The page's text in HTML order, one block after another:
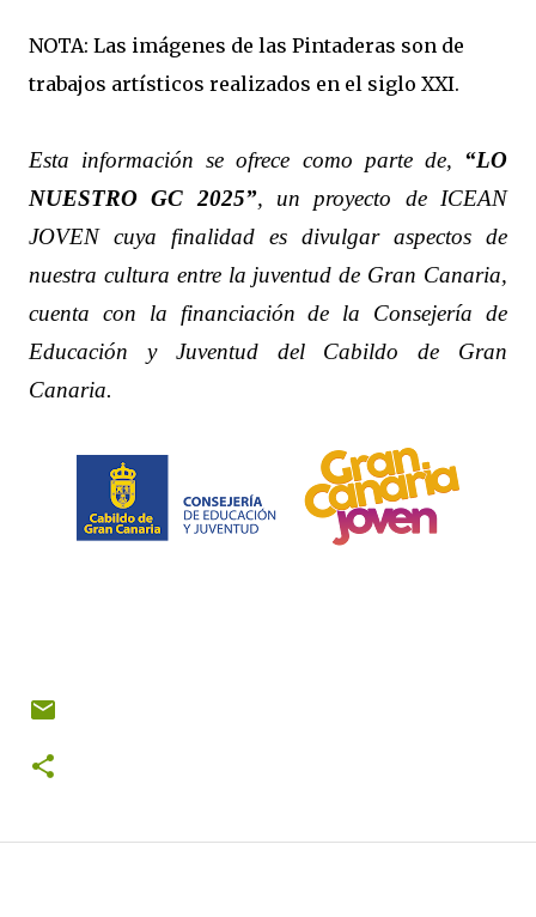
NOTA: Las imágenes de las Pintaderas son de
trabajos artísticos realizados en el siglo XXI.
Esta información se ofrece como parte de, “LO
NUESTRO GC 2025”, un proyecto de ICEAN
JOVEN cuya finalidad es divulgar aspectos de
nuestra cultura entre la juventud de Gran Canaria,
cuenta con la financiación de la Consejería de
Educación y Juventud del Cabildo de Gran
Canaria.